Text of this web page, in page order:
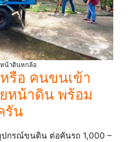
หน้าดินหกล้อ
รือ คนขนเข้า
หน้าดิน พร้อม
รัน
ปกรณ์ขนดิน ต่อคันรถ 1,000 –